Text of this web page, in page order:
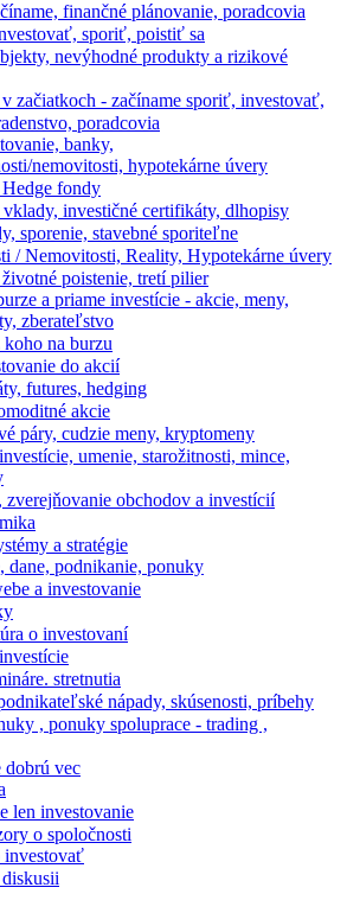
finančné plánovanie, poradcovia
sporiť, poistiť sa
nevýhodné produkty a rizikové
začiatkoch - začíname sporiť, investovať,
poradcovia
banky,
nemovitosti, hypotekárne úvery
fondy
investičné certifikáty, dlhopisy
sporenie, stavebné sporiteľne
Nemovitosti, Reality, Hypotekárne úvery
poistenie, tretí pilier
a priame investície - akcie, meny,
zberateľstvo
na burzu
do akcií
futures, hedging
akcie
páry, cudzie meny, kryptomeny
umenie, starožitnosti, mince,
obchodov a investícií
a stratégie
dane, podnikanie, ponuky
a investovanie
o investovaní
stretnutia
nápady, skúsenosti, príbehy
, ponuky spoluprace - trading ,
vec
investovanie
o spoločnosti